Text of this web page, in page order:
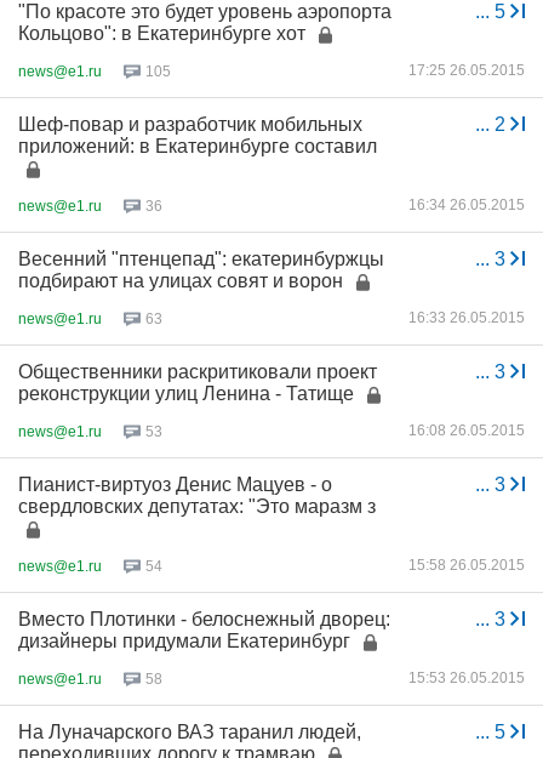
... 5
"По красоте это будет уровень аэропорта
Кольцово": в Екатеринбурге хот
news@e1.ru 105 17:25 26.05.2015
... 2
Шеф-повар и разработчик мобильных
приложений: в Екатеринбурге составил
news@e1.ru 36 16:34 26.05.2015
... 3
Весенний "птенцепад": екатеринбуржцы
подбирают на улицах совят и ворон
news@e1.ru 63 16:33 26.05.2015
... 3
Общественники раскритиковали проект
реконструкции улиц Ленина - Татище
news@e1.ru 53 16:08 26.05.2015
... 3
Пианист-виртуоз Денис Мацуев - о
свердловских депутатах: "Это маразм з
news@e1.ru 54 15:58 26.05.2015
... 3
Вместо Плотинки - белоснежный дворец:
дизайнеры придумали Екатеринбург
news@e1.ru 58 15:53 26.05.2015
... 5
На Луначарского ВАЗ таранил людей,
переходивших дорогу к трамваю